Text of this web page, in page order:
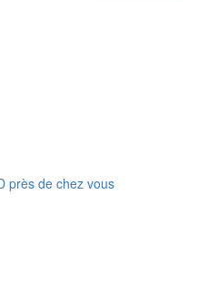
près de chez vous